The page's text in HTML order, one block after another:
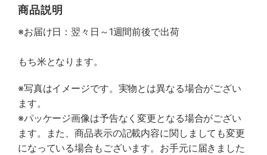
商品説明
※お届け日：翌々日～1週間前後で出荷
もち米となります。
※写真はイメージです。実物とは異なる場合がござい
ます。
※パッケージ画像は予告なく変更となる場合がござい
ます。また、商品表示の記載内容に関しましても変更
になっている場合もございます。お手元に届きました